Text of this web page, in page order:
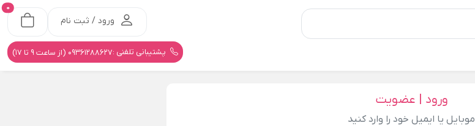
ورود / ثبت نام
0
پشتیبانی تلفنی :09361288627 (از ساعت 9 تا 17)
ورود | عضویت
موبایل یا ایمیل خود را وارد کنید